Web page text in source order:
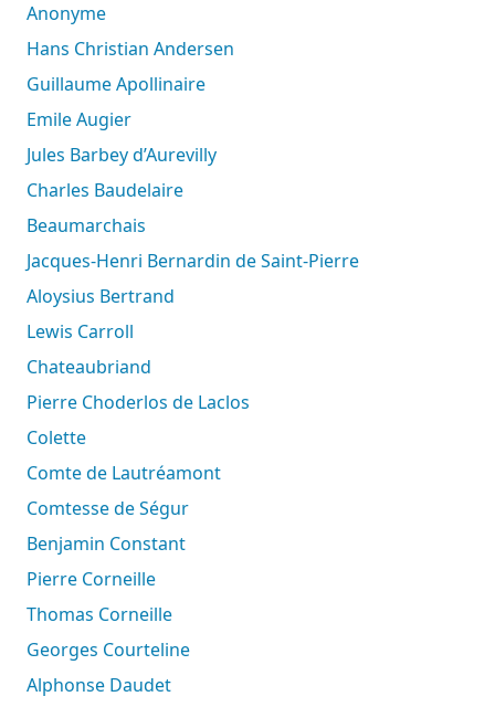
Anonyme
Hans Christian Andersen
Guillaume Apollinaire
Emile Augier
Jules Barbey d’Aurevilly
Charles Baudelaire
Beaumarchais
Jacques-Henri Bernardin de Saint-Pierre
Aloysius Bertrand
Lewis Carroll
Chateaubriand
Pierre Choderlos de Laclos
Colette
Comte de Lautréamont
Comtesse de Ségur
Benjamin Constant
Pierre Corneille
Thomas Corneille
Georges Courteline
Alphonse Daudet